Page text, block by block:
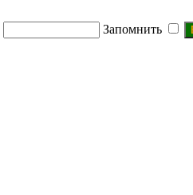
Запомнить